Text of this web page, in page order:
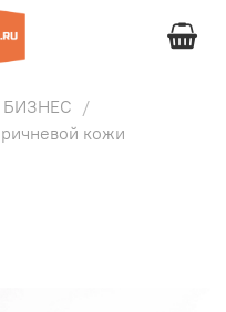
БИЗНЕС
кожи